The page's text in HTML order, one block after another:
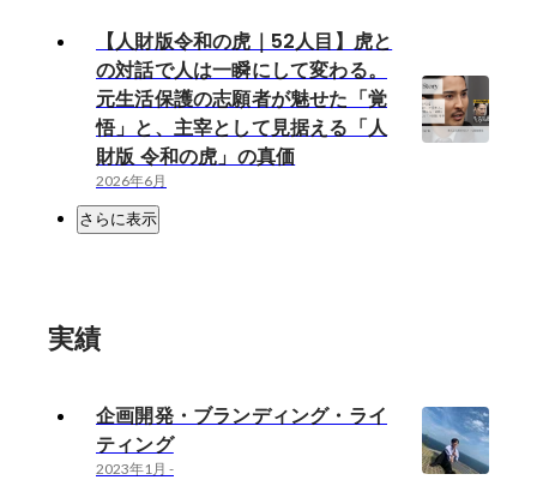
【人財版令和の虎｜52人目】虎と
の対話で人は一瞬にして変わる。
元生活保護の志願者が魅せた「覚
悟」と、主宰として見据える「人
財版 令和の虎」の真価
2026年6月
さらに表示
実績
企画開発・ブランディング・ライ
ティング
2023年1月 -